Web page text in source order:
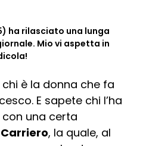
ha rilasciato una lunga
Mio vi aspetta in
è la donna che fa
E sapete chi l’ha
una certa
, la quale, al